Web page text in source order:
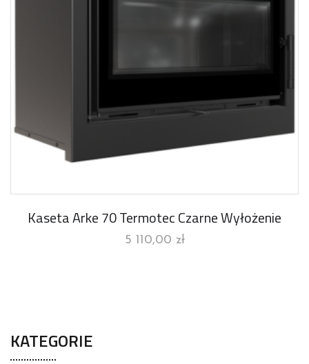
Kaseta Arke 70 Termotec Czarne Wyłożenie
5 110,00 zł
KATEGORIE